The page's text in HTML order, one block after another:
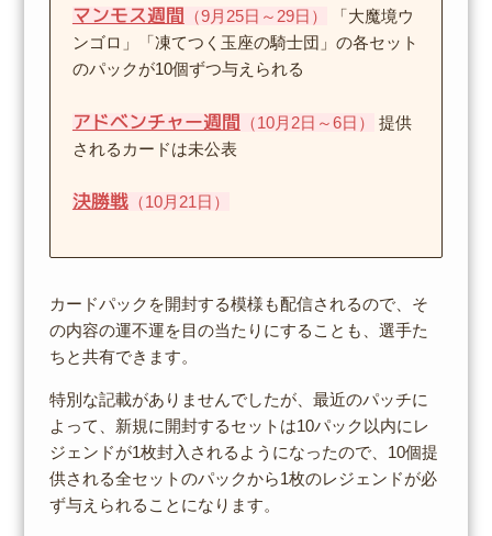
マンモス週間 （9月25日～29日）
「大魔境ウ
ンゴロ」「凍てつく玉座の騎士団」の各セット
のパックが10個ずつ与えられる
アドベンチャー週間 （10月2日～6日）
提供
されるカードは未公表
決勝戦（10月21日）
カードパックを開封する模様も配信されるので、そ
の内容の運不運を目の当たりにすることも、選手た
ちと共有できます。
特別な記載がありませんでしたが、最近のパッチに
よって、新規に開封するセットは10パック以内にレ
ジェンドが1枚封入されるようになったので、10個提
供される全セットのパックから1枚のレジェンドが必
ず与えられることになります。